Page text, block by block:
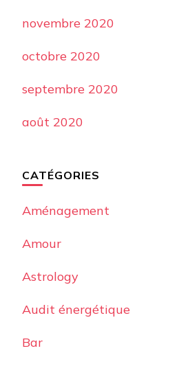
novembre 2020
octobre 2020
septembre 2020
août 2020
CATÉGORIES
Aménagement
Amour
Astrology
Audit énergétique
Bar